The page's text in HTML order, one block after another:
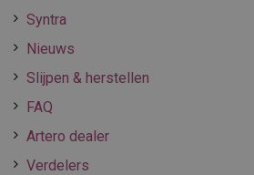
Syntra
Nieuws
Slijpen & herstellen
FAQ
Artero dealer
Verdelers